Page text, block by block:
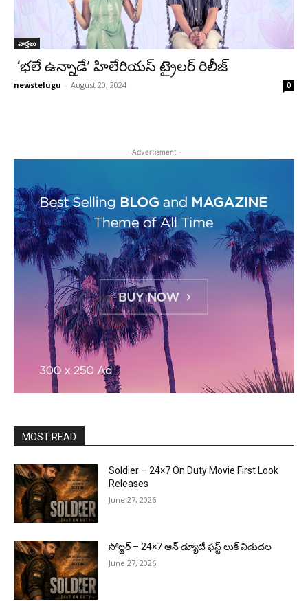
వార్తలు
‘భలే ఉన్నాడే’ హిలేరియస్ ట్రైలర్ రిలీజ్
newstelugu - August 20, 2024 0
- Advertisment -
MOST READ
Soldier – 24×7 On Duty Movie First Look
Releases
June 27, 2026
సోల్జర్ – 24×7 ఆన్ డ్యూటీ ఫస్ట్ లుక్ విడుదల
June 27, 2026